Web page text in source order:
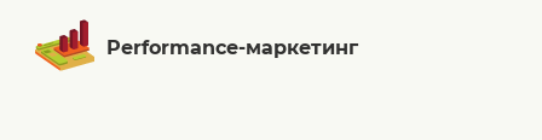
Performance-маркетинг